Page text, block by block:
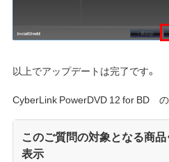
以上でアップデートは完了です。
CyberLink PowerDVD 12 for BD
このご質問の対象となる商品
表示